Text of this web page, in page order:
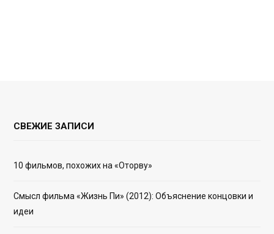
СВЕЖИЕ ЗАПИСИ
10 фильмов, похожих на «Оторву»
Смысл фильма «Жизнь Пи» (2012): Объяснение концовки и
идеи